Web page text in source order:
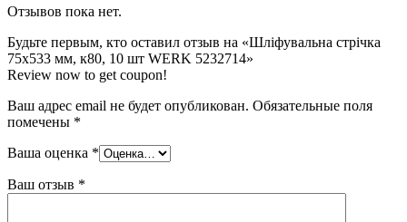
Отзывов пока нет.
Будьте первым, кто оставил отзыв на «Шліфувальна стрічка
75х533 мм, к80, 10 шт WERK 5232714»
Review now to get coupon!
Ваш адрес email не будет опубликован. Обязательные поля
помечены *
Ваша оценка *
Ваш отзыв *